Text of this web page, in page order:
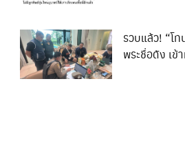
รวบแล้ว! “โ
พระชื่อดัง เข้